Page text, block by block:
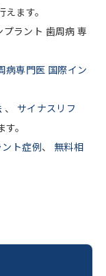
ます。
プラント 歯周病 専
病専門医 国際イン
、
サイナスリフ
。
ト症例、
無料相